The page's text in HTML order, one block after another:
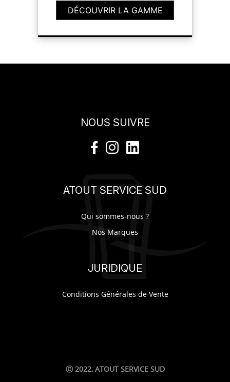
MES LISTES
MA COMMANDE
DÉCOUVRIR LA GAMME
NOUS SUIVRE
ATOUT SERVICE SUD
Qui sommes-nous ?
Nos Marques
JURIDIQUE
Conditions Générales de Vente
Ⓒ 2022, ATOUT SERVICE SUD